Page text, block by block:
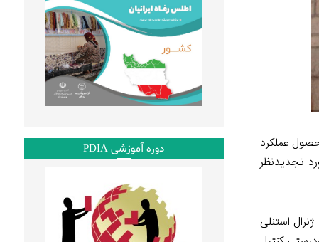
عملکرد
تجدیدنظر
استنلی
دوره آموزشی PDIA